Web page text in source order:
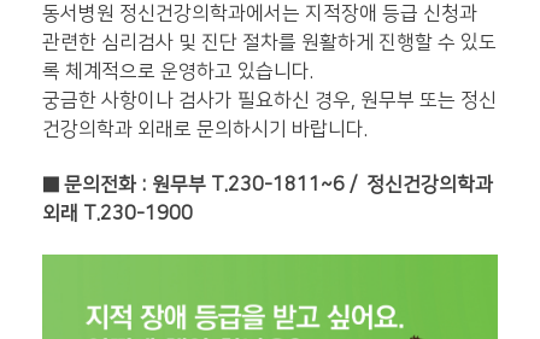
동서병원 정신건강의학과에서는 지적장애 등급 신청과
관련한 심리검사 및 진단 절차를 원활하게 진행할 수 있도
록 체계적으로 운영하고 있습니다.
궁금한 사항이나 검사가 필요하신 경우, 원무부 또는 정신
건강의학과 외래로 문의하시기 바랍니다.
■ 문의전화 : 원무부 T.230-1811~6 / 정신건강의학과
외래 T.230-1900